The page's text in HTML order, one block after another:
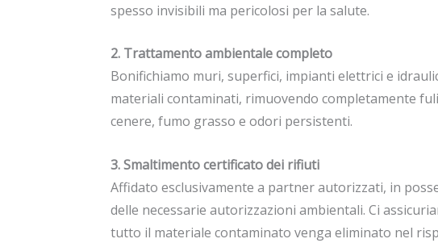
spesso invisibili ma pericolosi per la salute.
2. Trattamento ambientale completo
Bonifichiamo muri, superfici, impianti elettrici e
materiali contaminati, rimuovendo completamente
cenere, fumo grasso e odori persistenti.
3. Smaltimento certificato dei rifiuti
Affidato esclusivamente a partner autorizzati, in
delle necessarie autorizzazioni ambientali. Ci
tutto il materiale contaminato venga eliminato nel